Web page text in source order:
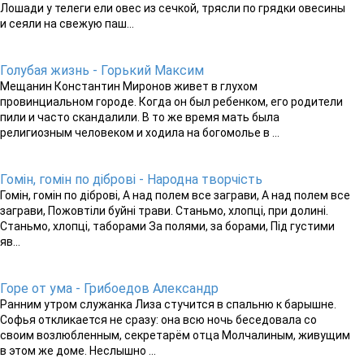
Лошади у телеги ели овес из сечкой, трясли по грядки овесины
и сеяли на свежую паш...
Голубая жизнь - Горький Максим
Мещанин Константин Миронов живет в глухом
провинциальном городе. Когда он был ребенком, его родители
пили и часто скандалили. В то же время мать была
религиозным человеком и ходила на богомолье в ...
Гомін, гомін по діброві - Народна творчість
Гомін, гомін по діброві, А над полем все заграви, А над полем все
заграви, Пожовтіли буйні трави. Станьмо, хлопці, при долині.
Станьмо, хлопці, таборами За полями, за борами, Під густими
яв...
Горе от ума - Грибоедов Александр
Ранним утром служанка Лиза стучится в спальню к барышне.
Софья откликается не сразу: она всю ночь беседовала со
своим возлюбленным, секретарём отца Молчалиным, живущим
в этом же доме. Неслышно ...